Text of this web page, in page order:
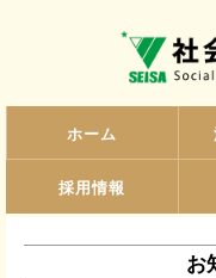
ホーム
採用情報
お